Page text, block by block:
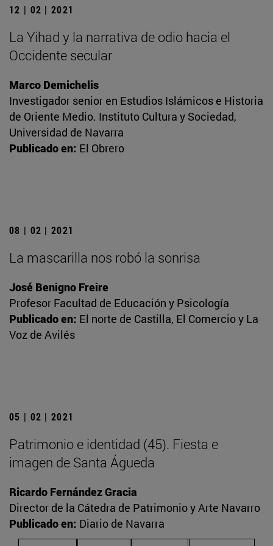
12 | 02 | 2021
La Yihad y la narrativa de odio hacia el
Occidente secular
Marco Demichelis
Investigador senior en Estudios Islámicos e Historia
de Oriente Medio. Instituto Cultura y Sociedad,
Universidad de Navarra
Publicado en: El Obrero
08 | 02 | 2021
La mascarilla nos robó la sonrisa
José Benigno Freire
Profesor Facultad de Educación y Psicología
Publicado en: El norte de Castilla, El Comercio y La
Voz de Avilés
05 | 02 | 2021
Patrimonio e identidad (45). Fiesta e
imagen de Santa Águeda
Ricardo Fernández Gracia
Director de la Cátedra de Patrimonio y Arte Navarro
Publicado en: Diario de Navarra